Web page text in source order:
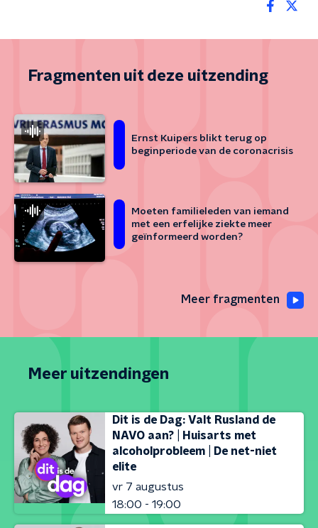
Fragmenten uit deze uitzending
Ernst Kuipers blikt terug op
beginperiode van de coronacrisis
Moeten familieleden van iemand
met een erfelijke ziekte meer
geïnformeerd worden?
Meer fragmenten
Meer uitzendingen
Dit is de Dag: Valt Rusland de
NAVO aan? | Huisarts met
alcoholprobleem | De net-niet
elite
vr 7 augustus
18:00 - 19:00